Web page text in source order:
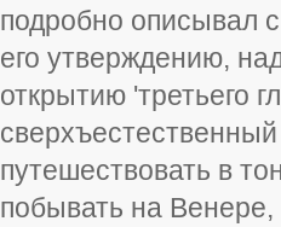
подробно описывал
его утверждению,
открытию 'третьего
путешествовать в
побывать на Венере,